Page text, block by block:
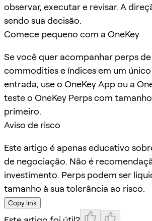
observar, executar e revisar. A
sendo sua decisão.
Comece pequeno com a OneKey
Se você quer acompanhar perps
commodities e índices em um
entrada, use o OneKey App ou a
teste o OneKey Perps com
primeiro.
Aviso de risco
Este artigo é apenas educativo
de negociação. Não é
investimento. Perps podem ser
tamanho à sua tolerância ao risco.
Copy link